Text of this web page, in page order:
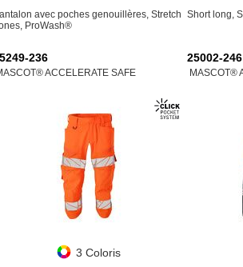
avec poches genouillères, Stretch
ProWash®
Short long,
236
ACCELERATE SAFE
3 Coloris
25002-246
MASCOT®